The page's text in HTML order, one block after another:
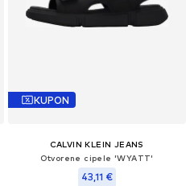
KUPON
CALVIN KLEIN JEANS
Otvorene cipele 'WYATT'
43,11 €